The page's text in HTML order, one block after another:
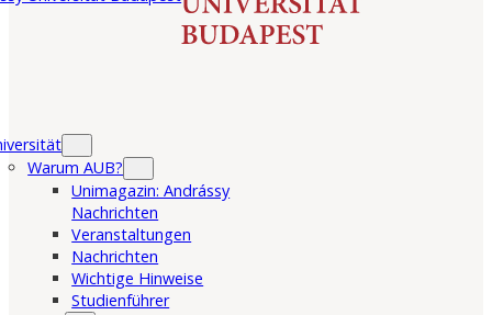
Warum AUB?
Unimagazin: Andrássy
Nachrichten
Veranstaltungen
Nachrichten
Wichtige Hinweise
Studienführer